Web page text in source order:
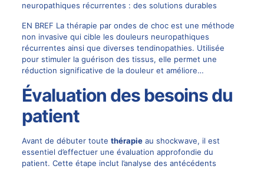
neuropathiques récurrentes : des solutions durables
EN BREF La thérapie par ondes de choc est une méthode
non invasive qui cible les douleurs neuropathiques
récurrentes ainsi que diverses tendinopathies. Utilisée
pour stimuler la guérison des tissus, elle permet une
réduction significative de la douleur et améliore…
Évaluation des besoins du
patient
Avant de débuter toute thérapieau shockwave, il est
essentiel d’effectuer une évaluation approfondie du
patient. Cette étape inclut l’analyse des antécédents